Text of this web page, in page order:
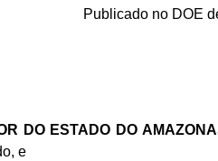
Publicado no DOE
DO ESTADO DO
e